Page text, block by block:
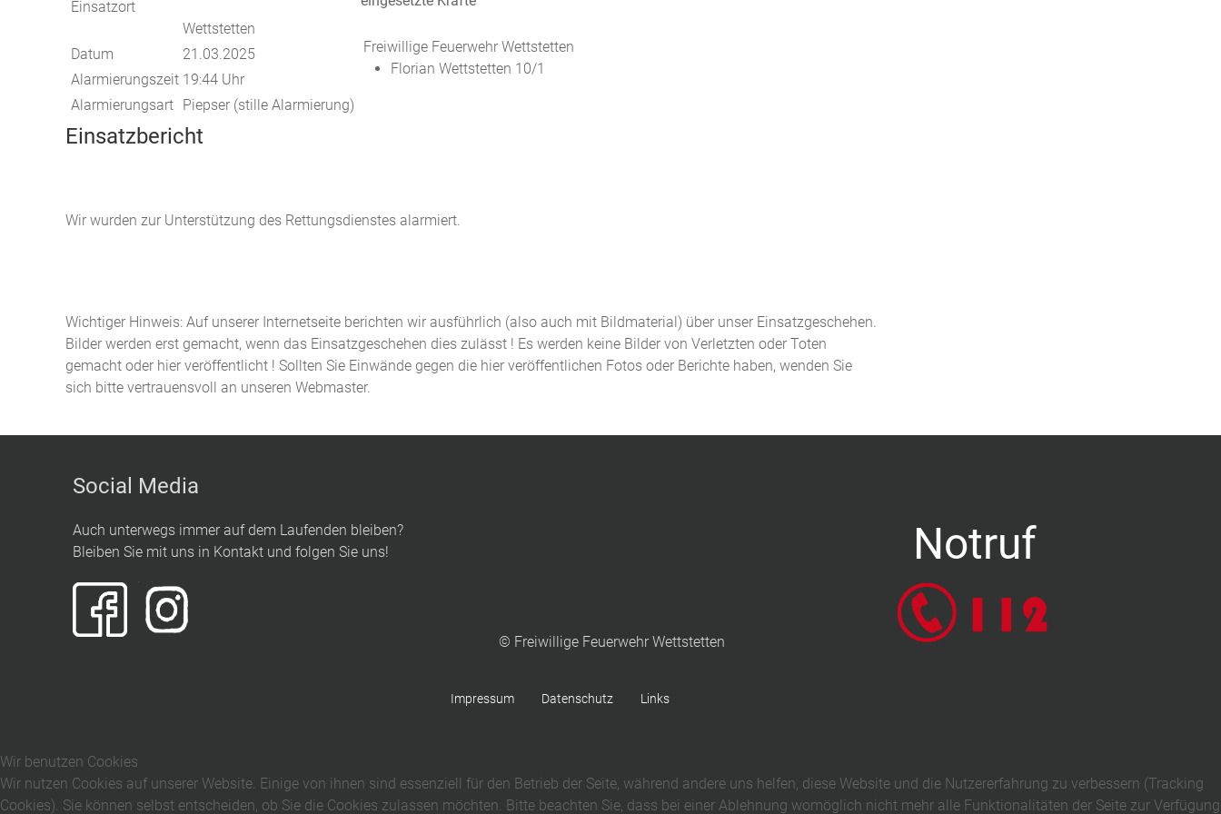
Einsatzort
Wettstetten
Datum
21.03.2025
Alarmierungszeit 19:44 Uhr
Alarmierungsart Piepser (stille Alarmierung)
Freiwillige Feuerwehr Wettstetten
Florian Wettstetten 10/1
Einsatzbericht
Wir wurden zur Unterstützung des Rettungsdienstes alarmiert.
Wichtiger Hinweis: Auf unserer Internetseite berichten wir ausführlich (also auch mit Bildmaterial) über unser Einsatzgeschehen.
Bilder werden erst gemacht, wenn das Einsatzgeschehen dies zulässt ! Es werden keine Bilder von Verletzten oder Toten
gemacht oder hier veröffentlicht ! Sollten Sie Einwände gegen die hier veröffentlichen Fotos oder Berichte haben, wenden Sie
sich bitte vertrauensvoll an unseren Webmaster.
Social Media
Auch unterwegs immer auf dem Laufenden bleiben?
Bleiben Sie mit uns in Kontakt und folgen Sie uns!
© Freiwillige Feuerwehr Wettstetten
Impressum Datenschutz Links
Notruf
Wir benutzen Cookies
Wir nutzen Cookies auf unserer Website. Einige von ihnen sind essenziell für den Betrieb der Seite, während andere uns helfen, diese Website und die Nutzererfahrung zu verbessern (Tracking
Cookies). Sie können selbst entscheiden, ob Sie die Cookies zulassen möchten. Bitte beachten Sie, dass bei einer Ablehnung womöglich nicht mehr alle Funktionalitäten der Seite zur Verfügung